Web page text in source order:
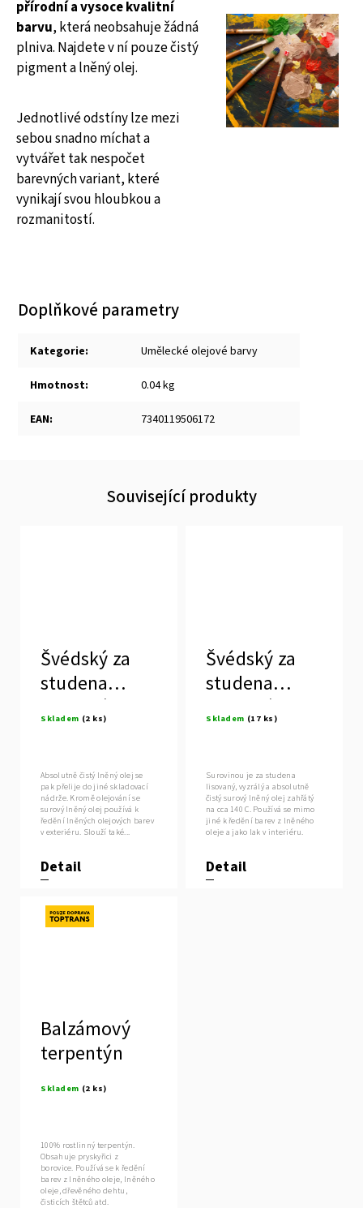
přírodní a vysoce kvalitní
barvu, která neobsahuje žádná
plniva. Najdete v ní pouze čistý
pigment a lněný olej.
Jednotlivé odstíny lze mezi
sebou snadno míchat a
vytvářet tak nespočet
barevných variant, které
vynikají svou hloubkou a
rozmanitostí.
Doplňkové parametry
Kategorie: Umělecké olejové barvy
Hmotnost: 0.04 kg
EAN: 7340119506172
Související produkty
Švédský za
studena
lisovaný
surový lněný
Skladem (2 ks)
Detail
Absolutně čistý lněný olej se
pak přelije do jiné skladovací
nádrže. Kromě olejování se
surový lněný olej používá k
ředění lněných olejových barev
v exteriéru. Slouží také...
Švédský za
studena
lisovaný
převařený
Skladem (17 ks)
Detail
Surovinou je za studena
lisovaný, vyzrálý a absolutně
čistý surový lněný olej zahřátý
na cca 140 C. Používá se mimo
jiné k ředění barev z lněného
oleje a jako lak v interiéru.
Novinka
Balzámový
terpentýn
Skladem (2 ks)
100% rostlinný terpentýn.
Obsahuje pryskyřici z
borovice. Používá se k ředění
barev z lněného oleje, lněného
oleje, dřevěného dehtu,
čisticích štětců atd.